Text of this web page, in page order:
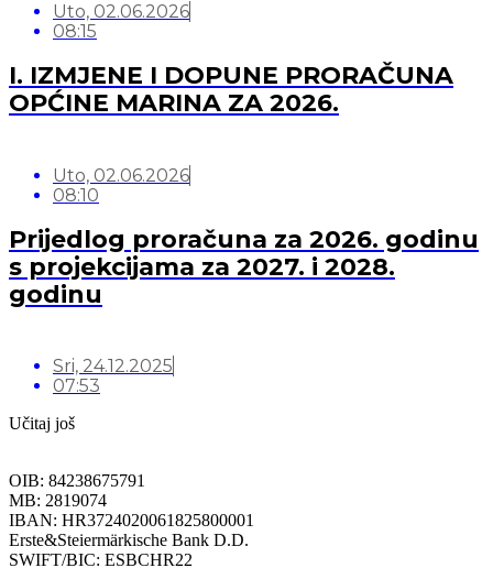
Uto, 02.06.2026
08:15
I. IZMJENE I DOPUNE PRORAČUNA
OPĆINE MARINA ZA 2026.
Uto, 02.06.2026
08:10
Prijedlog proračuna za 2026. godinu
s projekcijama za 2027. i 2028.
godinu
Sri, 24.12.2025
07:53
Učitaj još
OIB: 84238675791
MB: 2819074
IBAN: HR3724020061825800001
Erste&Steiermärkische Bank D.D.
SWIFT/BIC: ESBCHR22